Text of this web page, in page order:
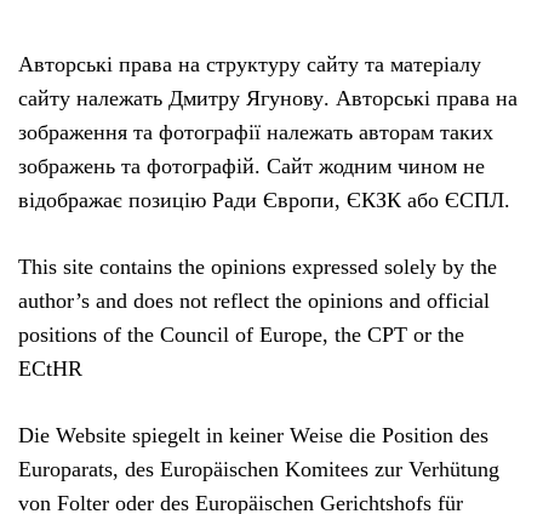
Авторські права на структуру сайту та матеріалу
сайту належать Дмитру Ягунову. Авторські права на
зображення та фотографії належать авторам таких
зображень та фотографій. Сайт жодним чином не
відображає позицію Ради Європи, ЄКЗК або ЄСПЛ.
This site contains the opinions expressed solely by the
author’s and does not reflect the opinions and official
positions of the Council of Europe, the CPT or the
ECtHR
Die Website spiegelt in keiner Weise die Position des
Europarats, des Europäischen Komitees zur Verhütung
von Folter oder des Europäischen Gerichtshofs für